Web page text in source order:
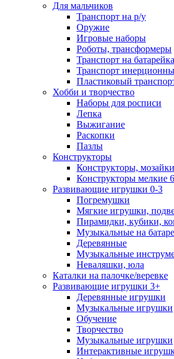
Для мальчиков
Транспорт на р/у
Оружие
Игровые наборы
Роботы, трансформеры
Транспорт на
Транспорт
Пластиковый
Хобби и творчество
Наборы для росписи
Лепка
Выжигание
Раскопки
Пазлы
Конструкторы
Конструкторы,
Конструкторы мелкие
Развивающие игрушки 0-3
Погремушки
Мягкие игрушки,
Пирамидки, кубики,
Музыкальные на
Деревянные
Музыкальные
Неваляшки, юла
Каталки на палочке/веревке
Развивающие игрушки 3+
Деревянные игрушки
Музыкальные игрушки
Обучение
Творчество
Музыкальные игрушки
Интерактивные